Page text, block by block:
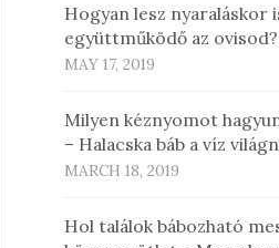
Hogyan lesz nyaraláskor
együttműködő az ovisod?
MAY 17, 2019
Milyen kéznyomot
– Halacska báb a víz
MARCH 18, 2019
Hol találok bábozható